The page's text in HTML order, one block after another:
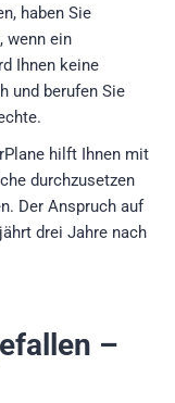
haben Sie
wenn ein
Ihnen keine
und berufen Sie
hilft Ihnen mit
durchzusetzen
Der Anspruch auf
drei Jahre nach
–